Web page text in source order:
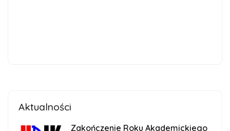
Aktualności
Zakończenie Roku Akademickiego